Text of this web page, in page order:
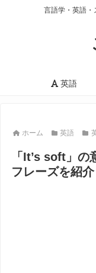
言語学・英語・
英語
ホーム 英語
「It’s soft」
フレーズを紹介